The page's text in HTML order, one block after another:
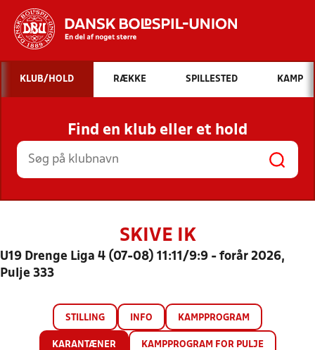
Hvad vil du søge efter?
INDHOLD OG NYHEDER
STILLINGER, RESULTATER, KLUBBER OG
HOLD
KLUB/HOLD RÆKKE SPILLESTED KAMP
Find en klub eller et hold
SKIVE IK
U19 Drenge Liga 4 (07-08) 11:11/9:9 - forår 2026,
Pulje 333
STILLING INFO KAMPPROGRAM
KARANTÆNER KAMPPROGRAM FOR PULJE